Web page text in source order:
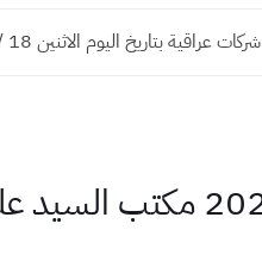
بتاريخ اليوم الاثنين 18 /...